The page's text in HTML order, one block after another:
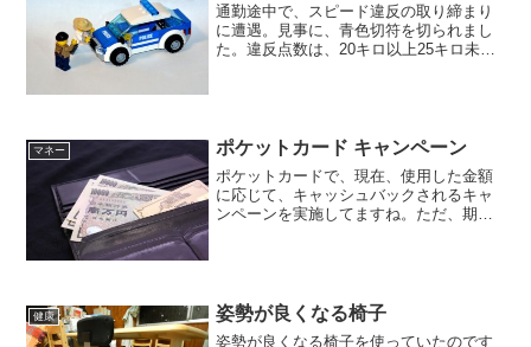
通勤途中で、スピード違反の取り締まり
に遭遇。見事に、青色切符を切られまし
た。違反点数は、20キロ以上25キロ未満
マネー ポケットカード キャンペーン
ポケットカードで、現在、使用した金額
に応じて、キャッシュバックされるキャ
ンペーンを実施してますね。ただ、期間
健康 姿勢が良くなる椅子
姿勢が良くなる椅子を使っていたのです